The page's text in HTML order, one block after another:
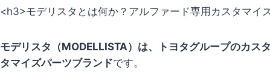
<h3>モデリスタとは何か？アルファード専用カスタマイ
モデリスタ（MODELLISTA）は、トヨタグループのカス
タマイズパーツブランドです。